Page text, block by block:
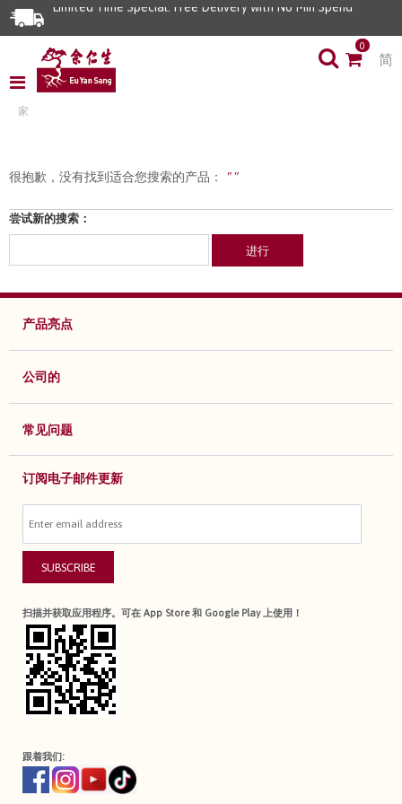
Limited Time Special: Free Delivery with No Min Spend
0
简
家
很抱歉，没有找到适合您搜索的产品： " "
尝试新的搜索：
进行
产品亮点
公司的
常见问题
订阅电子邮件更新
SUBSCRIBE
扫描并获取应用程序。可在 App Store 和 Google Play 上使用！
跟着我们: